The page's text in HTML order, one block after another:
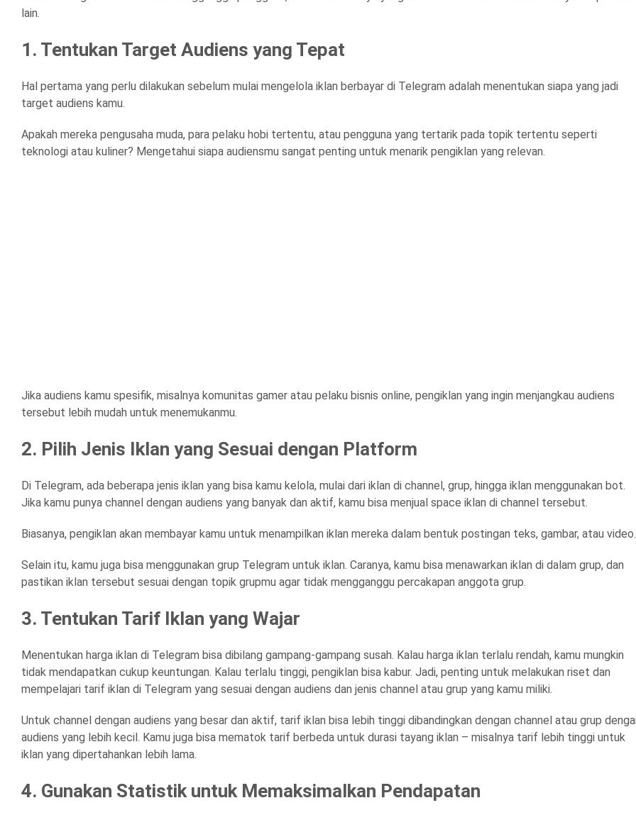
lain.
1. Tentukan Target Audiens yang Tepat
Hal pertama yang perlu dilakukan sebelum mulai mengelola iklan berbayar di Telegram adalah menentukan siapa yang jadi
target audiens kamu.
Apakah mereka pengusaha muda, para pelaku hobi tertentu, atau pengguna yang tertarik pada topik tertentu seperti
teknologi atau kuliner? Mengetahui siapa audiensmu sangat penting untuk menarik pengiklan yang relevan.
Jika audiens kamu spesifik, misalnya komunitas gamer atau pelaku bisnis online, pengiklan yang ingin menjangkau audiens
tersebut lebih mudah untuk menemukanmu.
2. Pilih Jenis Iklan yang Sesuai dengan Platform
Di Telegram, ada beberapa jenis iklan yang bisa kamu kelola, mulai dari iklan di channel, grup, hingga iklan menggunakan bot.
Jika kamu punya channel dengan audiens yang banyak dan aktif, kamu bisa menjual space iklan di channel tersebut.
Biasanya, pengiklan akan membayar kamu untuk menampilkan iklan mereka dalam bentuk postingan teks, gambar, atau video.
Selain itu, kamu juga bisa menggunakan grup Telegram untuk iklan. Caranya, kamu bisa menawarkan iklan di dalam grup, dan
pastikan iklan tersebut sesuai dengan topik grupmu agar tidak mengganggu percakapan anggota grup.
3. Tentukan Tarif Iklan yang Wajar
Menentukan harga iklan di Telegram bisa dibilang gampang-gampang susah. Kalau harga iklan terlalu rendah, kamu mungkin
tidak mendapatkan cukup keuntungan. Kalau terlalu tinggi, pengiklan bisa kabur. Jadi, penting untuk melakukan riset dan
mempelajari tarif iklan di Telegram yang sesuai dengan audiens dan jenis channel atau grup yang kamu miliki.
Untuk channel dengan audiens yang besar dan aktif, tarif iklan bisa lebih tinggi dibandingkan dengan channel atau grup
audiens yang lebih kecil. Kamu juga bisa mematok tarif berbeda untuk durasi tayang iklan – misalnya tarif lebih tinggi untuk
iklan yang dipertahankan lebih lama.
4. Gunakan Statistik untuk Memaksimalkan Pendapatan